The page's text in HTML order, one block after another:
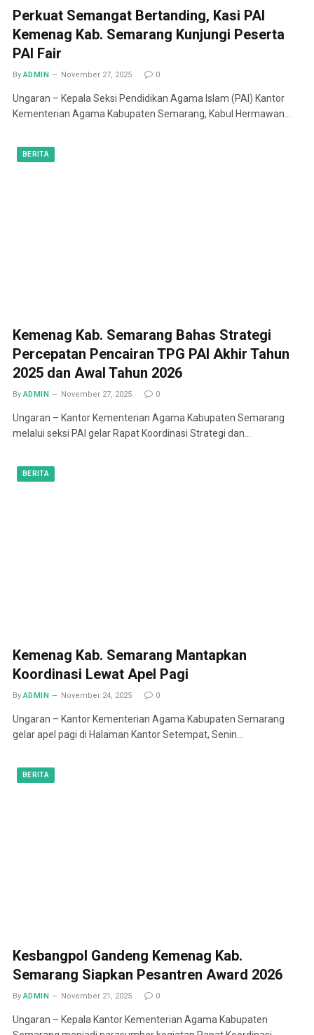
Perkuat Semangat Bertanding, Kasi PAI
Kemenag Kab. Semarang Kunjungi Peserta
PAI Fair
By ADMIN November 27, 2025 0
Ungaran – Kepala Seksi Pendidikan Agama Islam (PAI) Kantor
Kementerian Agama Kabupaten Semarang, Kabul Hermawan…
BERITA
Kemenag Kab. Semarang Bahas Strategi
Percepatan Pencairan TPG PAI Akhir Tahun
2025 dan Awal Tahun 2026
By ADMIN November 27, 2025 0
Ungaran – Kantor Kementerian Agama Kabupaten Semarang
melalui seksi PAI gelar Rapat Koordinasi Strategi dan…
BERITA
Kemenag Kab. Semarang Mantapkan
Koordinasi Lewat Apel Pagi
By ADMIN November 24, 2025 0
Ungaran – Kantor Kementerian Agama Kabupaten Semarang
gelar apel pagi di Halaman Kantor Setempat, Senin…
BERITA
Kesbangpol Gandeng Kemenag Kab.
Semarang Siapkan Pesantren Award 2026
By ADMIN November 21, 2025 0
Ungaran – Kepala Kantor Kementerian Agama Kabupaten